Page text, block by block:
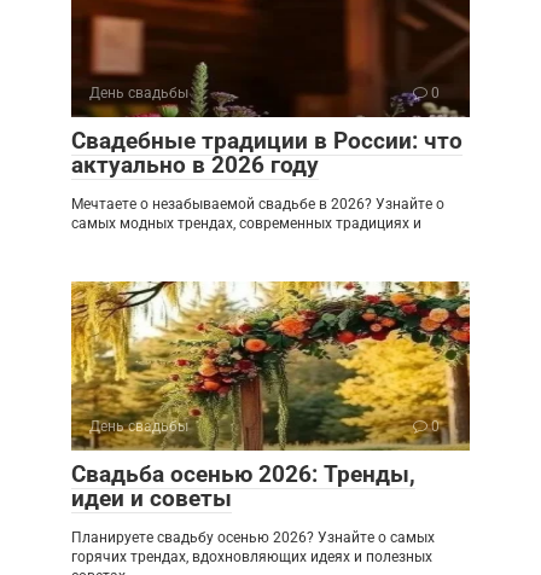
День свадьбы 0
Свадебные традиции в России: что
актуально в 2026 году
Мечтаете о незабываемой свадьбе в 2026? Узнайте о
самых модных трендах, современных традициях и
День свадьбы 0
Свадьба осенью 2026: Тренды,
идеи и советы
Планируете свадьбу осенью 2026? Узнайте о самых
горячих трендах, вдохновляющих идеях и полезных